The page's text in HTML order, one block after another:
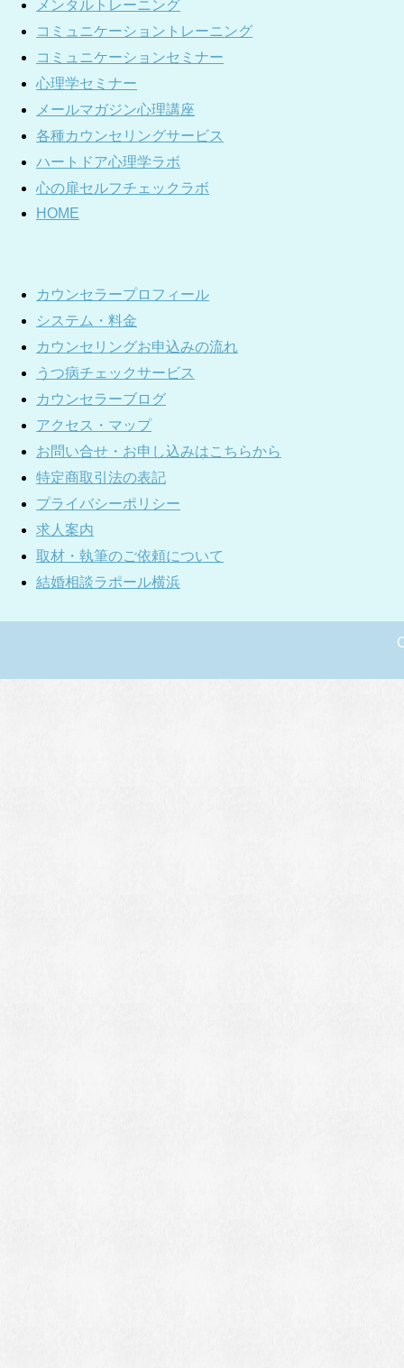
メンタルトレーニング
コミュニケーショントレーニング
コミュニケーションセミナー
心理学セミナー
メールマガジン心理講座
各種カウンセリングサービス
ハートドア心理学ラボ
心の扉セルフチェックラボ
HOME
カウンセラープロフィール
システム・料金
カウンセリングお申込みの流れ
うつ病チェックサービス
カウンセラーブログ
アクセス・マップ
お問い合せ・お申し込みはこちらから
特定商取引法の表記
プライバシーポリシー
求人案内
取材・執筆のご依頼について
結婚相談ラポール横浜